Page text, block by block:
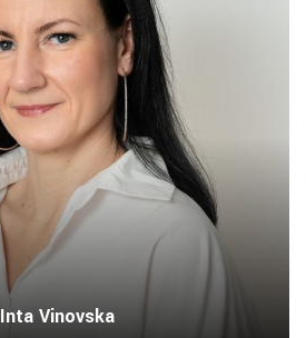
Inta Vinovska